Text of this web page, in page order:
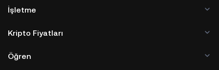
İşletme
Kripto Fiyatları
Öğren